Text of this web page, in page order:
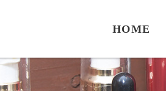
HOME